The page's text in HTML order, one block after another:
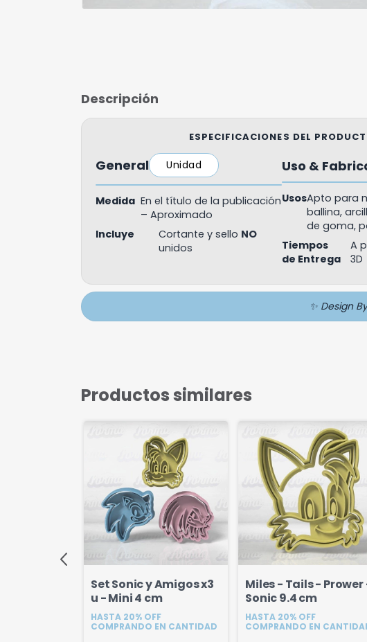
Descripción
ESPECIFICACIONES DEL
General Unidad
Medida En el título de la publicación
– Aproximado
Incluye
Cortante y sello NO
unidos
Uso &
UsosApto para
ballina,
de goma,
Tiempos
de Entrega
A
3D
✨ Design
Productos similares
Set Sonic y Amigos x3
u - Mini 4 cm
HASTA 20% OFF
COMPRANDO EN CANTIDAD
Miles - Tails - Prower
Sonic 9.4 cm
HASTA 20% OFF
COMPRANDO EN